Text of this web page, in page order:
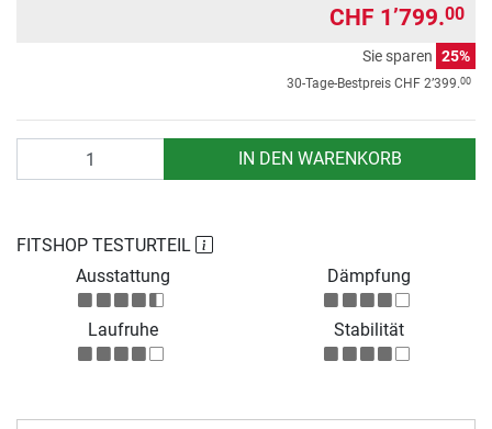
CHF 1’799.00
Sie sparen 25%
30-Tage-Bestpreis CHF 2’399.00
IN DEN WARENKORB
FITSHOP TESTURTEIL
Ausstattung
Dämpfung
Laufruhe Stabilität